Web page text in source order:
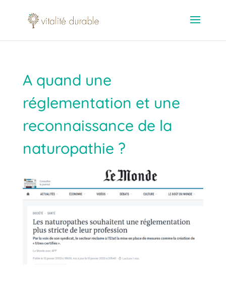
A quand une
réglementation et une
reconnaissance de la
naturopathie ?